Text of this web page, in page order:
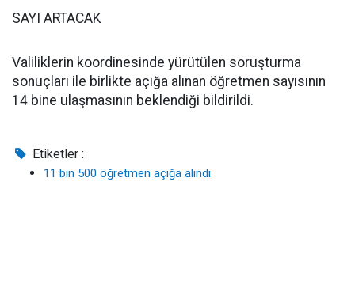
SAYI ARTACAK
Valiliklerin koordinesinde yürütülen soruşturma
sonuçları ile birlikte açığa alınan öğretmen sayısının
14 bine ulaşmasının beklendiği bildirildi.
Etiketler :
11 bin 500 öğretmen açığa alındı